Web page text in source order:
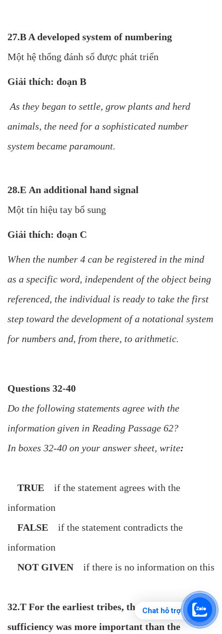
Chat hỗ trợ
27.B A developed system of numbering
Một hệ thống đánh số được phát triển
Giải thích: đoạn B
As they began to settle, grow plants and herd
animals, the need for a sophisticated number
system became paramount.
28.E An additional hand signal
Một tín hiệu tay bổ sung
Giải thích: đoạn C
When the number 4 can be registered in the mind
as a specific word, independent of the object being
referenced, the individual is ready to take the first
step toward the development of a notational system
for numbers and, from there, to arithmetic.
Questions 32-40
Do the following statements agree with the
information given in Reading Passage 62?
In boxes 32-40 on your answer sheet, write:
TRUE if the statement agrees with the
information
FALSE if the statement contradicts the
information
NOT GIVEN
if there is no information on this
32.T For the earliest tribes, the concept of
sufficiency was more important than the